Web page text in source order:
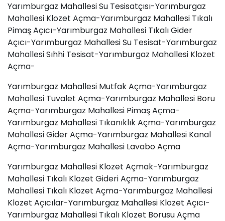
Yarımburgaz Mahallesi Su Tesisatçısı-Yarımburgaz
Mahallesi Klozet Açma-Yarımburgaz Mahallesi Tıkalı
Pimaş Açıcı-Yarımburgaz Mahallesi Tıkalı Gider
Açıcı-Yarımburgaz Mahallesi Su Tesisat-Yarımburgaz
Mahallesi Sıhhi Tesisat-Yarımburgaz Mahallesi Klozet
Açma-
Yarımburgaz Mahallesi Mutfak Açma-Yarımburgaz
Mahallesi Tuvalet Açma-Yarımburgaz Mahallesi Boru
Açma-Yarımburgaz Mahallesi Pimaş Açma-
Yarımburgaz Mahallesi Tıkanıklık Açma-Yarımburgaz
Mahallesi Gider Açma-Yarımburgaz Mahallesi Kanal
Açma-Yarımburgaz Mahallesi Lavabo Açma
Yarımburgaz Mahallesi Klozet Açmak-Yarımburgaz
Mahallesi Tıkalı Klozet Gideri Açma-Yarımburgaz
Mahallesi Tıkalı Klozet Açma-Yarımburgaz Mahallesi
Klozet Açıcılar-Yarımburgaz Mahallesi Klozet Açıcı-
Yarımburgaz Mahallesi Tıkalı Klozet Borusu Açma